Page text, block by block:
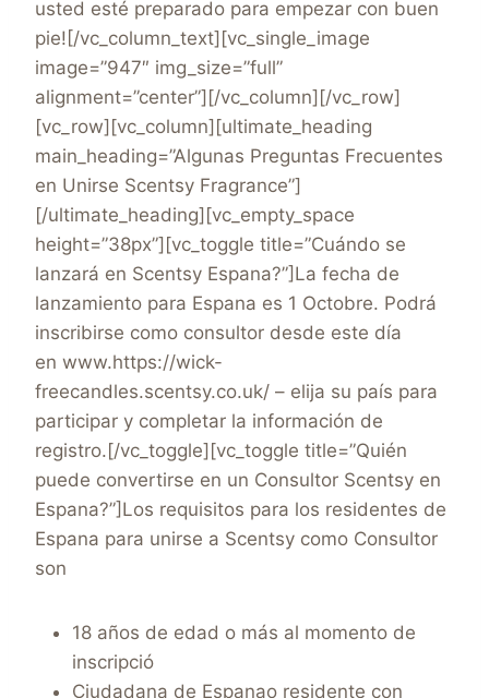
usted esté preparado para empezar con buen
pie![/vc_column_text][vc_single_image
image=”947″ img_size=”full”
alignment=”center”][/vc_column][/vc_row]
[vc_row][vc_column][ultimate_heading
main_heading=”Algunas Preguntas Frecuentes
en Unirse Scentsy Fragrance”]
[/ultimate_heading][vc_empty_space
height=”38px”][vc_toggle title=”Cuándo se
lanzará en Scentsy Espana?”]La fecha de
lanzamiento para Espana es 1 Octobre. Podrá
inscribirse como consultor desde este día
en www.https://wick-
freecandles.scentsy.co.uk/ – elija su país para
participar y completar la información de
registro.[/vc_toggle][vc_toggle title=”Quién
puede convertirse en un Consultor Scentsy en
Espana?”]Los requisitos para los residentes de
Espana para unirse a Scentsy como Consultor
son
18 años de edad o más al momento de
inscripció
Ciudadana de Espanao residente con